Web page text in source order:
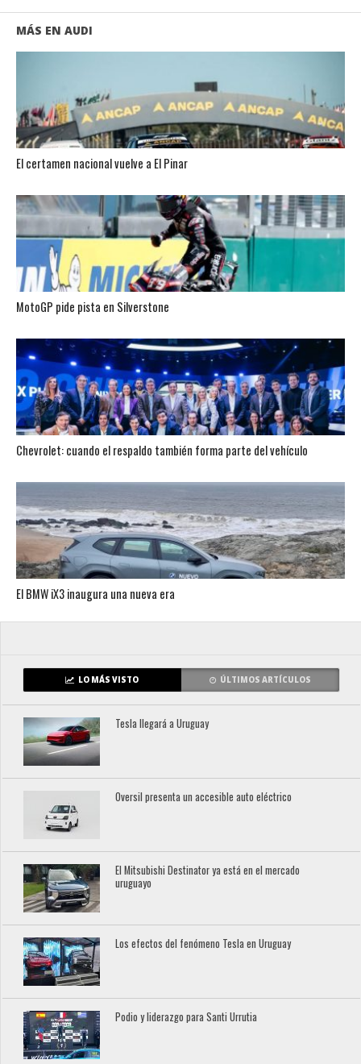
MÁS EN AUDI
El certamen nacional vuelve a El Pinar
MotoGP pide pista en Silverstone
Chevrolet: cuando el respaldo también forma parte del vehículo
El BMW iX3 inaugura una nueva era
LO MÁS VISTO ÚLTIMOS ARTÍCULOS
Tesla llegará a Uruguay
Oversil presenta un accesible auto eléctrico
El Mitsubishi Destinator ya está en el mercado
uruguayo
Los efectos del fenómeno Tesla en Uruguay
Podio y liderazgo para Santi Urrutia